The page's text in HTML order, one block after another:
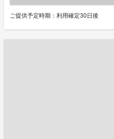
ご提供予定時期：利用確定30日後